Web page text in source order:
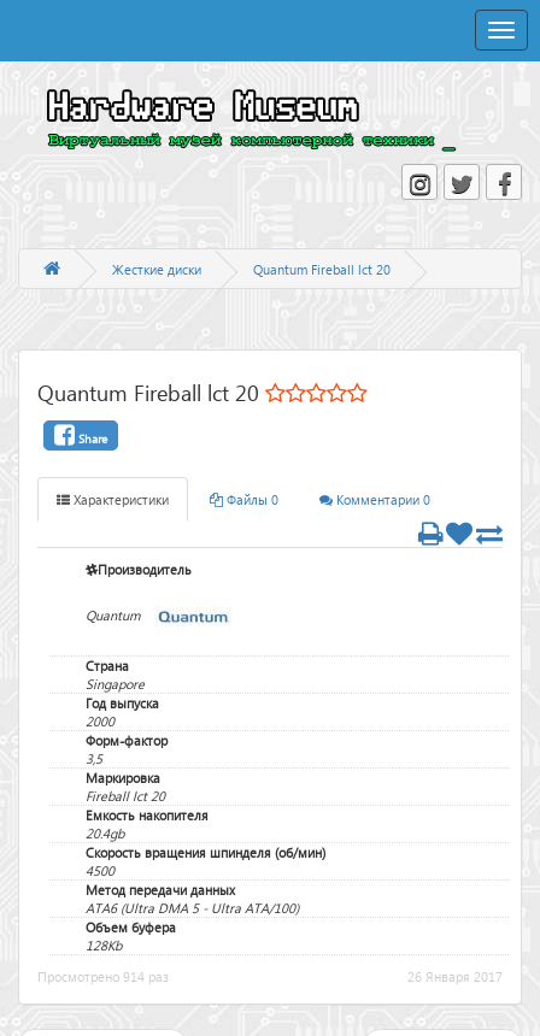
Toggle
Жесткие диски Quantum Fireball lct 20
Quantum Fireball lct 20
Share
Характеристики Файлы 0 Комментарии 0
Производитель
Quantum
Страна
Singapore
Год выпуска
2000
Форм-фактор
3,5
Маркировка
Fireball lct 20
Емкость накопителя
20.4gb
Скорость вращения шпинделя (об/мин)
4500
Метод передачи данных
ATA6 (Ultra DMA 5 - Ultra ATA/100)
Объем буфера
128Kb
Просмотрено 914 раз
26 Января 2017